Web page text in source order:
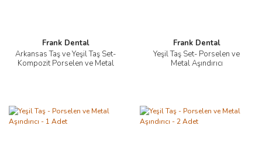
Frank Dental
Arkansas Taş ve Yeşil Taş Set-
Kompozit Porselen ve Metal
Frank Dental
Yeşil Taş Set- Porselen ve
Metal Aşındırıcı